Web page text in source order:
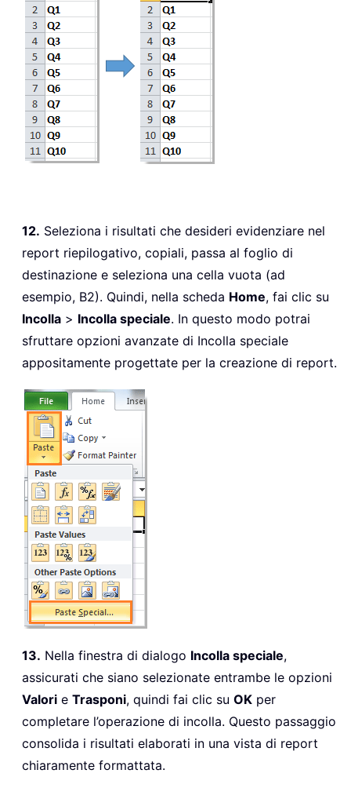
12. Seleziona i risultati che desideri evidenziare nel
report riepilogativo, copiali, passa al foglio di
destinazione e seleziona una cella vuota (ad
esempio, B2). Quindi, nella scheda Home, fai clic su
Incolla > Incolla speciale. In questo modo potrai
sfruttare opzioni avanzate di Incolla speciale
appositamente progettate per la creazione di report.
13. Nella finestra di dialogo Incolla speciale,
assicurati che siano selezionate entrambe le opzioni
Valori e Trasponi, quindi fai clic su OK per
completare l’operazione di incolla. Questo passaggio
consolida i risultati elaborati in una vista di report
chiaramente formattata.